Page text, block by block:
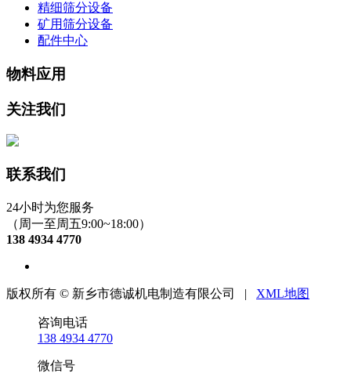
精细筛分设备
矿用筛分设备
配件中心
物料应用
关注我们
联系我们
24小时为您服务
（周一至周五9:00~18:00）
138 4934 4770
版权所有 © 新乡市德诚机电制造有限公司 | XML地图
咨询电话
138 4934 4770
微信号